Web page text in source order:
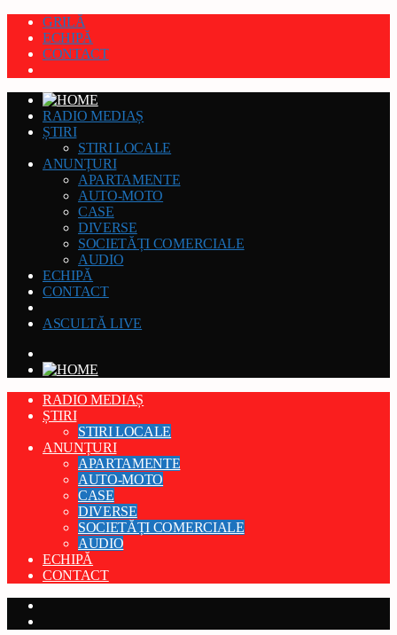
GRILĂ
ECHIPĂ
CONTACT
RADIO MEDIAȘ
ȘTIRI
STIRI LOCALE
ANUNȚURI
APARTAMENTE
AUTO-MOTO
CASE
DIVERSE
SOCIETĂȚI COMERCIALE
AUDIO
ECHIPĂ
CONTACT
ASCULTĂ LIVE
RADIO MEDIAȘ
ȘTIRI
STIRI LOCALE
ANUNȚURI
APARTAMENTE
AUTO-MOTO
CASE
DIVERSE
SOCIETĂȚI COMERCIALE
AUDIO
ECHIPĂ
CONTACT